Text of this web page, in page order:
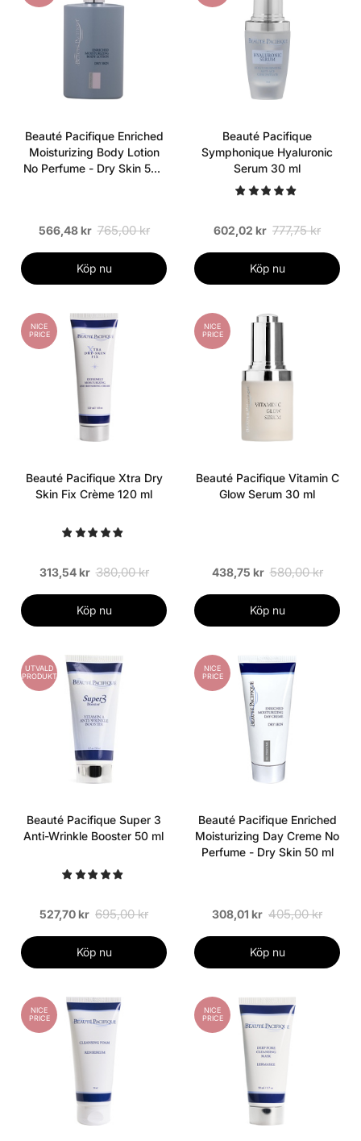
Beauté Pacifique Enriched
Moisturizing Body Lotion
No Perfume - Dry Skin 500
566,48 kr 765,00 kr
Köp nu
Beauté Pacifique
Symphonique Hyaluronic
Serum 30 ml
602,02 kr 777,75 kr
Köp nu
NICE
PRICE
Beauté Pacifique Xtra Dry
Skin Fix Crème 120 ml
313,54 kr 380,00 kr
Köp nu
NICE
PRICE
Beauté Pacifique Vitamin C
Glow Serum 30 ml
438,75 kr 580,00 kr
Köp nu
UTVALD
PRODUKT
Beauté Pacifique Super 3
Anti-Wrinkle Booster 50 ml
527,70 kr 695,00 kr
Köp nu
NICE
PRICE
Beauté Pacifique Enriched
Moisturizing Day Creme No
Perfume - Dry Skin 50 ml
308,01 kr 405,00 kr
Köp nu
NICE
PRICE
NICE
PRICE